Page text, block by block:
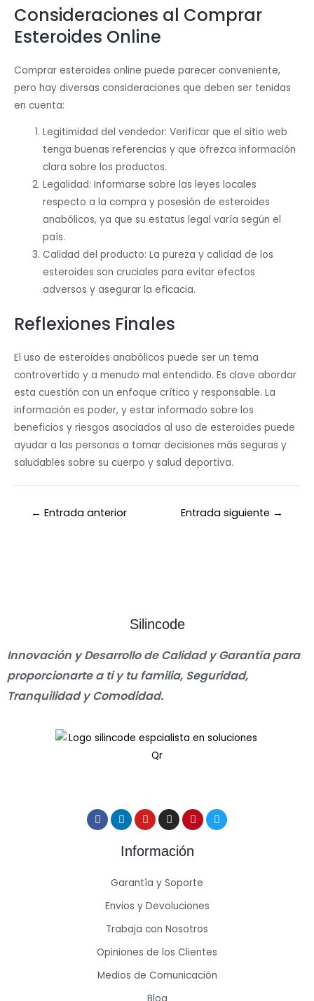
Consideraciones al Comprar
Esteroides Online
Comprar esteroides online puede parecer conveniente,
pero hay diversas consideraciones que deben ser tenidas
en cuenta:
Legitimidad del vendedor: Verificar que el sitio web
tenga buenas referencias y que ofrezca información
clara sobre los productos.
Legalidad: Informarse sobre las leyes locales
respecto a la compra y posesión de esteroides
anabólicos, ya que su estatus legal varía según el
país.
Calidad del producto: La pureza y calidad de los
esteroides son cruciales para evitar efectos
adversos y asegurar la eficacia.
Reflexiones Finales
El uso de esteroides anabólicos puede ser un tema
controvertido y a menudo mal entendido. Es clave abordar
esta cuestión con un enfoque crítico y responsable. La
información es poder, y estar informado sobre los
beneficios y riesgos asociados al uso de esteroides puede
ayudar a las personas a tomar decisiones más seguras y
saludables sobre su cuerpo y salud deportiva.
← Entrada anterior Entrada siguiente →
Silincode
Innovación y Desarrollo de Calidad y Garantía para
proporcionarte a ti y tu familia, Seguridad,
Tranquilidad y Comodidad.
Información
Garantía y Soporte
Envios y Devoluciones
Trabaja con Nosotros
Opiniones de los Clientes
Medios de Comunicación